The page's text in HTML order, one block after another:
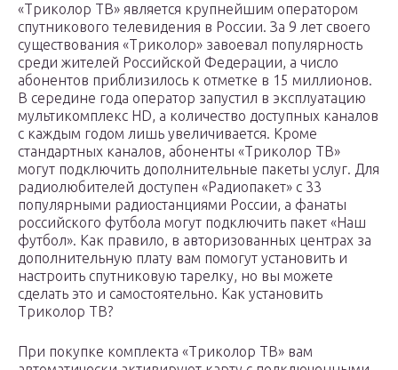
«Триколор ТВ» является крупнейшим оператором
спутникового телевидения в России. За 9 лет своего
существования «Триколор» завоевал популярность
среди жителей Российской Федерации, а число
абонентов приблизилось к отметке в 15 миллионов.
В середине года оператор запустил в эксплуатацию
мультикомплекс HD, а количество доступных каналов
с каждым годом лишь увеличивается. Кроме
стандартных каналов, абоненты «Триколор ТВ»
могут подключить дополнительные пакеты услуг. Для
радиолюбителей доступен «Радиопакет» с 33
популярными радиостанциями России, а фанаты
российского футбола могут подключить пакет «Наш
футбол». Как правило, в авторизованных центрах за
дополнительную плату вам помогут установить и
настроить спутниковую тарелку, но вы можете
сделать это и самостоятельно. Как установить
Триколор ТВ?
При покупке комплекта «Триколор ТВ» вам